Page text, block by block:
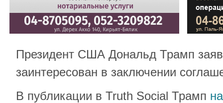
Президент США Дональд Трамп
заинтересован в заключении
В публикации в Truth Social Трамп